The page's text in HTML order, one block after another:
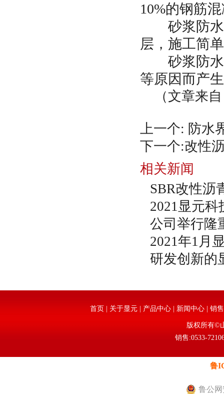
10%的钢筋
砂浆防水
层，施工简
砂浆防水
等原因而产
（文章来
上一个: 防水
下一个:改性
相关新闻
SBR改性沥
2021显元
公司举行隆
2021年1月
研发创新的
首页 | 关于显元 | 产品中心 | 新闻中心 | 销
版权所有©
销售:0533-
鲁
鲁公网